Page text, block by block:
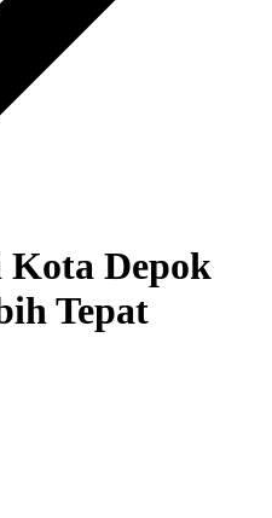
Kota Depok
Tepat